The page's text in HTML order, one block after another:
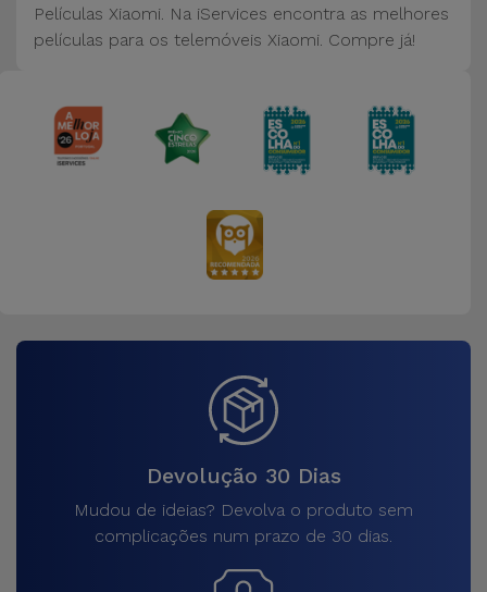
Computador
Acessórios
Ver
Películas Xiaomi. Na iServices encontra as melhores
películas para os telemóveis Xiaomi. Compre já!
Devolução 30 Dias
Mudou de ideias? Devolva o produto sem
complicações num prazo de 30 dias.